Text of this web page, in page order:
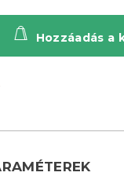
Hozzáadás a